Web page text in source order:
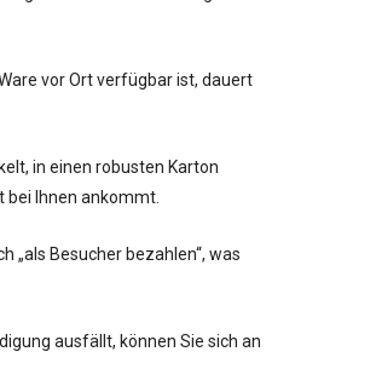
vor Ort verfügbar ist, dauert
in einen robusten Karton
Ihnen ankommt.
„als Besucher bezahlen“, was
ausfällt, können Sie sich an